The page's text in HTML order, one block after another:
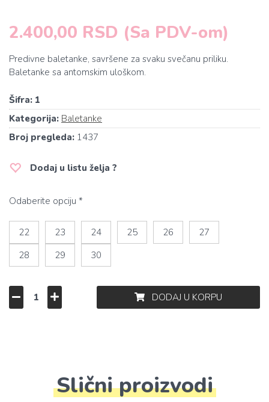
2.400,00 RSD (Sa PDV-om)
Predivne baletanke, savršene za svaku svečanu priliku.
Baletanke sa antomskim uloškom.
Šifra: 1
Kategorija: Baletanke
Broj pregleda: 1437
Dodaj u listu želja ?
Odaberite opciju *
22 23 24 25 26
27
28
29 30
DODAJ U KORPU
Slični proizvodi